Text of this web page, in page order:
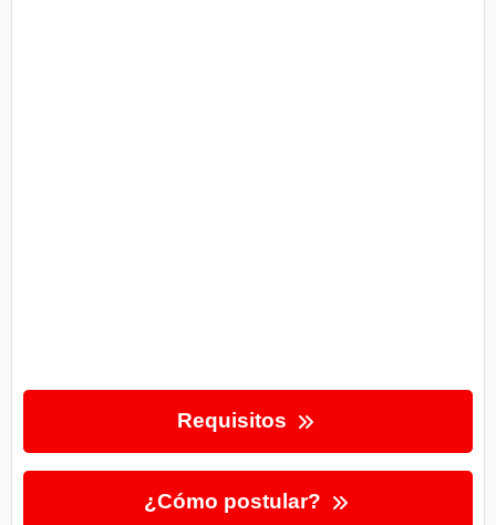
Requisitos
¿Cómo postular?